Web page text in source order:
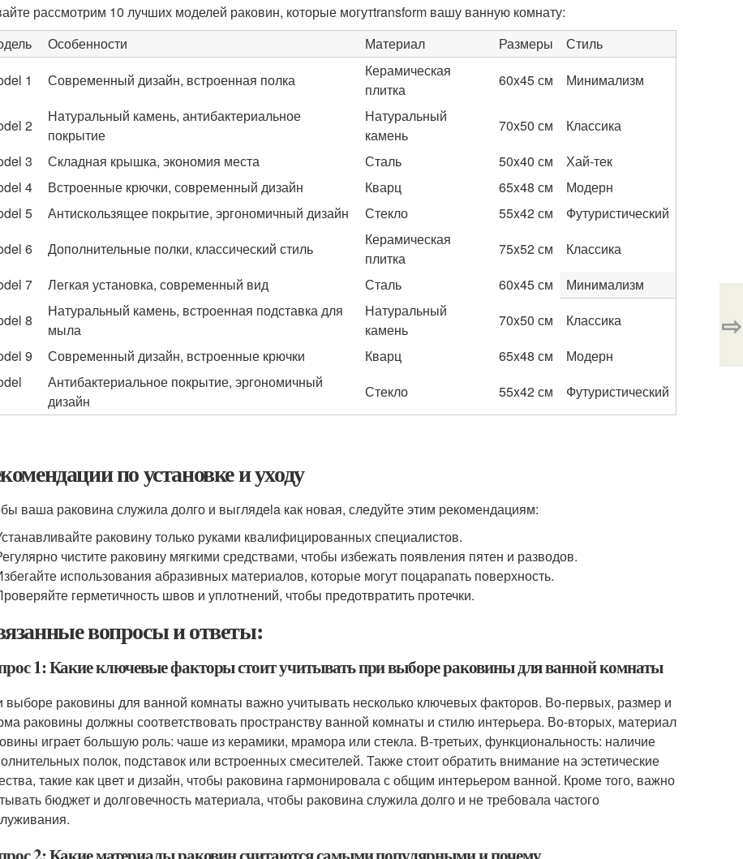
рассмотрим 10 лучших моделей раковин, которые могутtransform вашу ванную комнату:
Особенности Материал Размеры
Стиль
1
Современный дизайн, встроенная полка
Керамическая
плитка
60x45 см Минимализм
2
Натуральный камень, антибактериальное
покрытие
Натуральный
камень
70x50 см
Классика
3
Складная крышка, экономия места Сталь 50x40 см
Хай-тек
4
Встроенные крючки, современный дизайн Кварц 65x48 см
Модерн
5
Антискользящее покрытие, эргономичный дизайн Стекло 55x42 см
Футуристический
6
Дополнительные полки, классический стиль
Керамическая
плитка
75x52 см
Классика
7
Легкая установка, современный вид Сталь 60x45 см
Минимализм
8
Натуральный камень, встроенная подставка для
мыла
Натуральный
камень
70x50 см
Классика
9
Современный дизайн, встроенные крючки Кварц 65x48 см
Модерн
Антибактериальное покрытие, эргономичный
дизайн
Стекло 55x42 см Футуристический
по установке и уходу
ваша раковина служила долго и выглядela как новая, следуйте этим рекомендациям:
раковину только руками квалифицированных специалистов.
чистите раковину мягкими средствами, чтобы избежать появления пятен и разводов.
использования абразивных материалов, которые могут поцарапать поверхность.
герметичность швов и уплотнений, чтобы предотвратить протечки.
вопросы и ответы:
1: Какие ключевые факторы стоит учитывать при выборе раковины для ванной комнаты
выборе раковины для ванной комнаты важно учитывать несколько ключевых факторов. Во-первых, размер и
раковины должны соответствовать пространству ванной комнаты и стилю интерьера. Во-вторых, материал
играет большую роль: чаше из керамики, мрамора или стекла. В-третьих, функциональность: наличие
полок, подставок или встроенных смесителей. Также стоит обратить внимание на эстетические
такие как цвет и дизайн, чтобы раковина гармонировала с общим интерьером ванной. Кроме того, важно
бюджет и долговечность материала, чтобы раковина служила долго и не требовала частого
⇨